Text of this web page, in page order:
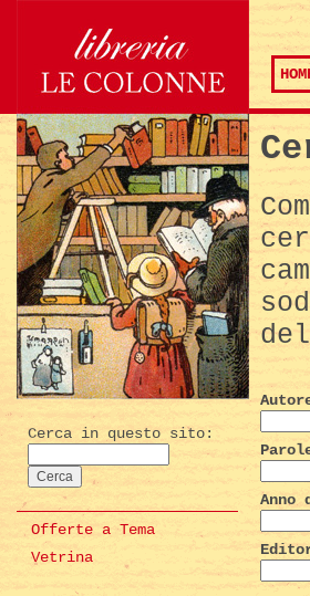
Cerca in questo sito:
Offerte a Tema
Vetrina
Anno